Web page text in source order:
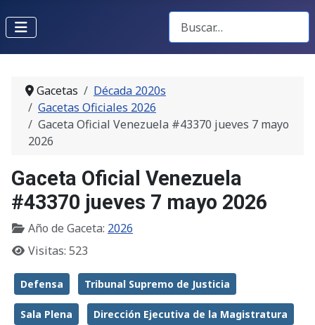
Buscar Gacetas
Gacetas
Década 2020s
Gacetas Oficiales 2026
Gaceta Oficial Venezuela #43370 jueves 7 mayo
2026
Gaceta Oficial Venezuela
#43370 jueves 7 mayo 2026
Año de Gaceta: 2026
Visitas: 523
Defensa Tribunal Supremo de Justicia
Sala Plena Dirección Ejecutiva de la Magistratura